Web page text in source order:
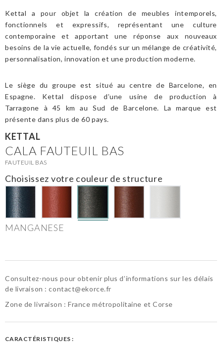
Kettal a pour objet la création de meubles intemporels,
fonctionnels et expressifs, représentant une culture
contemporaine et apportant une réponse aux nouveaux
besoins de la vie actuelle, fondés sur un mélange de créativité,
personnalisation, innovation et une production moderne.
Le siège du groupe est situé au centre de Barcelone, en
Espagne. Kettal dispose d’une usine de production à
Tarragone à 45 km au Sud de Barcelone. La marque est
présente dans plus de 60 pays.
CALA FAUTEUIL BAS
KETTAL
FAUTEUIL BAS
Choisissez votre couleur de structure
MANGANESE
Consultez-nous pour obtenir plus d’informations sur les délais
de livraison :contact@ekorce.fr
Zone de livraison : France métropolitaine et Corse
CARACTÉRISTIQUES :